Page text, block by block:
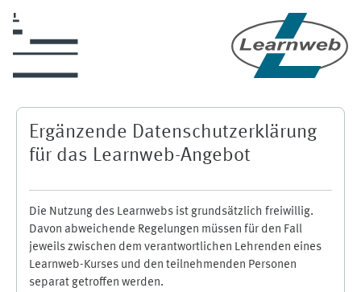
Ergänzende Datenschutzerklärung
für das Learnweb-Angebot
Die Nutzung des Learnwebs ist grundsätzlich freiwillig.
Davon abweichende Regelungen müssen für den Fall
jeweils zwischen dem verantwortlichen Lehrenden eines
Learnweb-Kurses und den teilnehmenden Personen
separat getroffen werden.